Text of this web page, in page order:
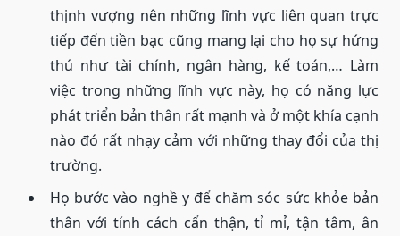
thịnh vượng nên những lĩnh vực liên quan trực
tiếp đến tiền bạc cũng mang lại cho họ sự hứng
thú như tài chính, ngân hàng, kế toán,… Làm
việc trong những lĩnh vực này, họ có năng lực
phát triển bản thân rất mạnh và ở một khía cạnh
nào đó rất nhạy cảm với những thay đổi của thị
trường.
Họ bước vào nghề y để chăm sóc sức khỏe bản
thân với tính cách cẩn thận, tỉ mỉ, tận tâm, ân